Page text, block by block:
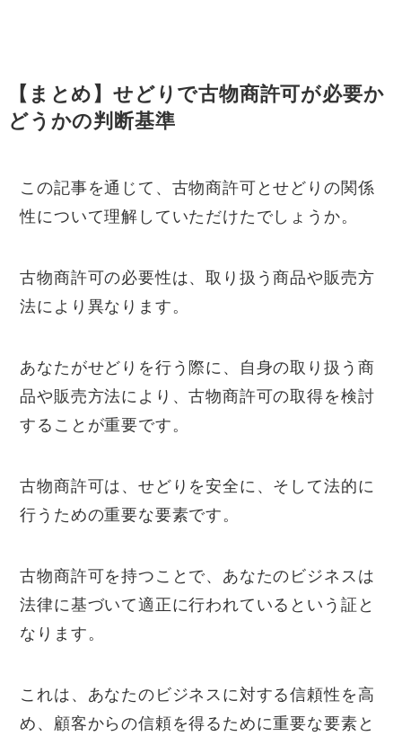
【まとめ】せどりで古物商許可が必要か
どうかの判断基準
この記事を通じて、古物商許可とせどりの関係
性について理解していただけたでしょうか。
古物商許可の必要性は、取り扱う商品や販売方
法により異なります。
あなたがせどりを行う際に、自身の取り扱う商
品や販売方法により、古物商許可の取得を検討
することが重要です。
古物商許可は、せどりを安全に、そして法的に
行うための重要な要素です。
古物商許可を持つことで、あなたのビジネスは
法律に基づいて適正に行われているという証と
なります。
これは、あなたのビジネスに対する信頼性を高
め、顧客からの信頼を得るために重要な要素と